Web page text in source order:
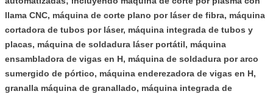
llama CNC, máquina de corte plano por láser de fibra, máquina
cortadora de tubos por láser, máquina integrada de tubos y
placas, máquina de soldadura láser portátil, máquina
ensambladora de vigas en H, máquina de soldadura por arco
sumergido de pórtico, máquina enderezadora de vigas en H,
granalla máquina de granallado, máquina integrada de